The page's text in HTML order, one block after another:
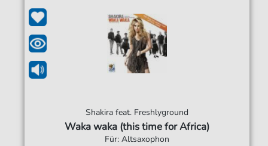
Shakira feat. Freshlyground
Waka waka (this time for Africa)
Für: Altsaxophon